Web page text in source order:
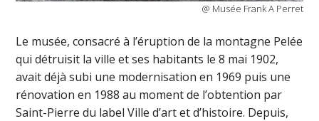
@ Musée Frank A Perret
Le musée, consacré à l’éruption de la montagne Pelée
qui détruisit la ville et ses habitants le 8 mai 1902,
avait déjà subi une modernisation en 1969 puis une
rénovation en 1988 au moment de l’obtention par
Saint-Pierre du label Ville d’art et d’histoire. Depuis,